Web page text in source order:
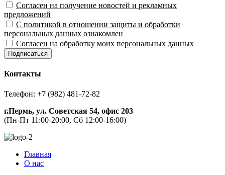
Согласен на получение новостей и рекламных
предложений
С политикой в отношении защиты и обработки
персональных данных ознакомлен
Согласен на обработку моих персональных данных
Подписаться
Контакты
Телефон: +7 (982) 481-72-82
г.Пермь, ул. Советская 54, офис 203
(Пн-Пт 11:00-20:00, Сб 12:00-16:00)
Главная
О нас